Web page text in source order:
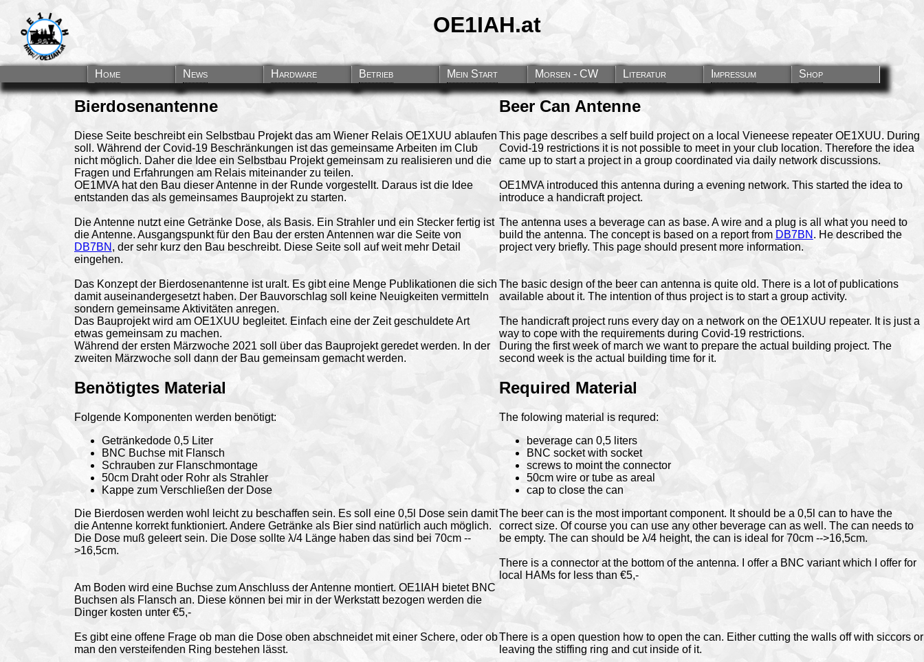
OE1IAH.at
Home News Hardware Betrieb Mein Start Morsen - CW Literatur Impressum Shop
Bierdosenantenne
Diese Seite beschreibt ein Selbstbau Projekt das am Wiener Relais OE1XUU ablaufen
soll. Während der Covid-19 Beschränkungen ist das gemeinsame Arbeiten im Club
nicht möglich. Daher die Idee ein Selbstbau Projekt gemeinsam zu realisieren und die
Fragen und Erfahrungen am Relais miteinander zu teilen.
Beer Can Antenne
This page describes a self build project on a local Vieneese repeater OE1XUU. During
Covid-19 restrictions it is not possible to meet in your club location. Therefore the idea
came up to start a project in a group coordinated via daily network discussions.
OE1MVA hat den Bau dieser Antenne in der Runde vorgestellt. Daraus ist die Idee
entstanden das als gemeinsames Bauprojekt zu starten.
Die Antenne nutzt eine Getränke Dose, als Basis. Ein Strahler und ein Stecker fertig ist
die Antenne. Ausgangspunkt für den Bau der ersten Antennen war die Seite von
DB7BN , der sehr kurz den Bau beschreibt. Diese Seite soll auf weit mehr Detail
eingehen.
OE1MVA introduced this antenna during a evening network. This started the idea to
introduce a handicraft project.
The antenna uses a beverage can as base. A wire and a plug is all what you need to
build the antenna. The concept is based on a report from DB7BN . He described the
project very briefly. This page should present more information.
Das Konzept der Bierdosenantenne ist uralt. Es gibt eine Menge Publikationen die sich
damit auseinandergesetzt haben. Der Bauvorschlag soll keine Neuigkeiten vermitteln
sondern gemeinsame Aktivitäten anregen.
The basic design of the beer can antenna is quite old. There is a lot of publications
available about it. The intention of thus project is to start a group activity.
Das Bauprojekt wird am OE1XUU begleitet. Einfach eine der Zeit geschuldete Art
etwas gemeinsam zu machen.
Während der ersten Märzwoche 2021 soll über das Bauprojekt geredet werden. In der
zweiten Märzwoche soll dann der Bau gemeinsam gemacht werden.
The handicraft project runs every day on a network on the OE1XUU repeater. It is just a
way to cope with the requirements during Covid-19 restrictions.
During the first week of march we want to prepare the actual building project. The
second week is the actual building time for it.
Benötigtes Material
Folgende Komponenten werden benötigt:
Getränkedode 0,5 Liter
BNC Buchse mit Flansch
Schrauben zur Flanschmontage
50cm Draht oder Rohr als Strahler
Kappe zum Verschließen der Dose
Required Material
The folowing material is requred:
beverage can 0,5 liters
BNC socket with socket
screws to moint the connector
50cm wire or tube as areal
cap to close the can
Die Bierdosen werden wohl leicht zu beschaffen sein. Es soll eine 0,5l Dose sein damit
die Antenne korrekt funktioniert. Andere Getränke als Bier sind natürlich auch möglich.
Die Dose muß geleert sein. Die Dose sollte λ/4 Länge haben das sind bei 70cm --
>16,5cm.
Am Boden wird eine Buchse zum Anschluss der Antenne montiert. OE1IAH bietet BNC
Buchsen als Flansch an. Diese können bei mir in der Werkstatt bezogen werden die
Dinger kosten unter €5,-
The beer can is the most important component. It should be a 0,5l can to have the
correct size. Of course you can use any other beverage can as well. The can needs to
be empty. The can should be λ/4 height, the can is ideal for 70cm -->16,5cm.
There is a connector at the bottom of the antenna. I offer a BNC variant which I offer for
local HAMs for less than €5,-
Es gibt eine offene Frage ob man die Dose oben abschneidet mit einer Schere, oder ob
man den versteifenden Ring bestehen lässt.
There is a open question how to open the can. Either cutting the walls off with siccors or
leaving the stiffing ring and cut inside of it.